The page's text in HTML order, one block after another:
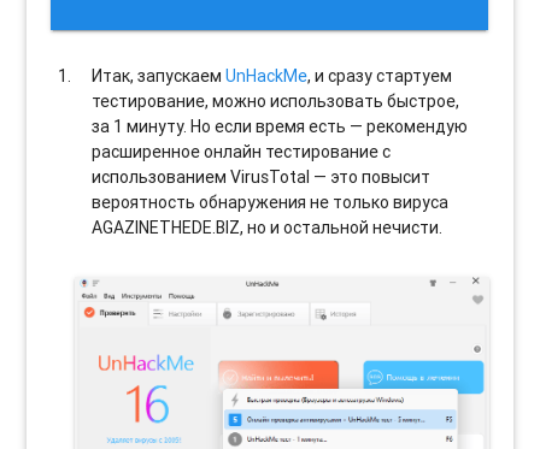
Итак, запускаемUnHackMe, и сразу стартуем
тестирование, можно использовать быстрое,
за 1 минуту. Но если время есть — рекомендую
расширенное онлайн тестирование с
использованием VirusTotal — это повысит
вероятность обнаружения не только вируса
AGAZINETHEDE.BIZ, но и остальной нечисти.